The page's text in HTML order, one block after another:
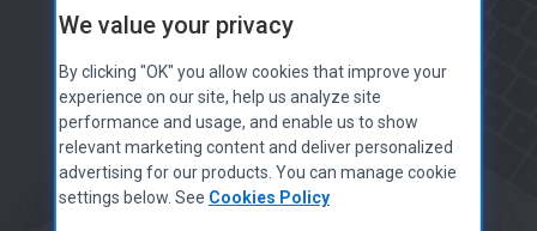
Recuva
Speccy
APLICACIONES PARA MOVIL
CCleaner para Android
CCleaner para iOS
APLICACIONES PARA MAC
Descargar CCleaner
Descargar CCleaner for Mac
Descargar Defraggler
Descargar Recuva
Descargar Speccy
Descarga CCleaner para Android
Clave de Licencia Extraviada
Centro de ayuda
Foro de la Comunidad
Quiénes Somos
Información de la Empresa
Blog
Anuncios de Lanzamientos
2.5 BILLONES Descargas de CCleaner
Iniciar escaneo gratuito
We value your privacy
By clicking "OK" you allow cookies that improve your
experience on our site, help us analyze site
performance and usage, and enable us to show
relevant marketing content and deliver personalized
advertising for our products. You can manage cookie
settings below. See Cookies Policy